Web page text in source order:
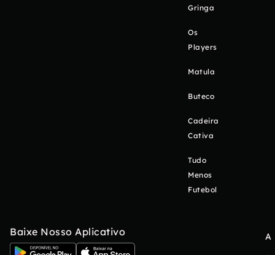
Gringa
Os
Players
Matula
Buteco
Cadeira
Cativa
Tudo
Menos
Futebol
Baixe Nosso Aplicativo
A